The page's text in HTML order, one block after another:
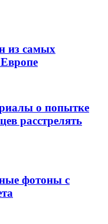
из самых
о попытке
расстрелять
фотоны с